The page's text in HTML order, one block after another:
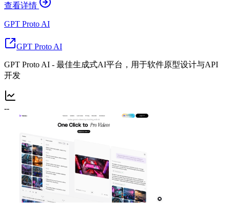
查看详情
GPT Proto AI
GPT Proto AI
GPT Proto AI - 最佳生成式AI平台，用于软件原型设计与API
开发
--